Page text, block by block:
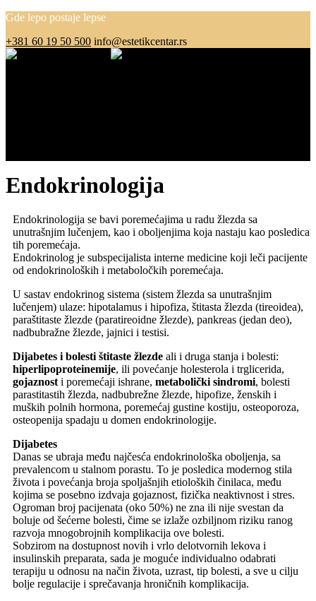
Gde lepo postaje lepse
+381 60 19 50 500 info@estetikcentar.rs
Endokrinologija
Endokrinologija se bavi poremećajima u radu žlezda sa
unutrašnjim lučenjem, kao i oboljenjima koja nastaju kao posledica
tih poremećaja.
Endokrinolog je subspecijalista interne medicine koji leči pacijente
od endokrinoloških i metaboločkih poremećaja.
U sastav endokrinog sistema (sistem žlezda sa unutrašnjim
lučenjem) ulaze: hipotalamus i hipofiza, štitasta žlezda (tireoidea),
paraštitaste žlezde (paratireoidne žlezde), pankreas (jedan deo),
nadbubražne žlezde, jajnici i testisi.
Dijabetes i bolesti štitaste žlezde ali i druga stanja i bolesti:
hiperlipoproteinemije, ili povećanje holesterola i trglicerida,
gojaznosti poremećaji ishrane, metabolički sindromi, bolesti
parastitastih žlezda, nadbubrežne žlezde, hipofize, ženskih i
muških polnih hormona, poremećaj gustine kostiju, osteoporoza,
osteopenija spadaju u domen endokrinologije.
Dijabetes
Danas se ubraja među najčesća endokrinološka oboljenja, sa
prevalencom u stalnom porastu. To je posledica modernog stila
života i povećanja broja spoljašnjih etioloških činilaca, među
kojima se posebno izdvaja gojaznost, fizička neaktivnost i stres.
Ogroman broj pacijenata (oko 50%) ne zna ili nije svestan da
boluje od šećerne bolesti, čime se izlaže ozbiljnom riziku ranog
razvoja mnogobrojnih komplikacija ove bolesti.
Sobzirom na dostupnost novih i vrlo delotvornih lekova i
insulinskih preparata, sada je moguće individualno odabrati
terapiju u odnosu na način života, uzrast, tip bolesti, a sve u cilju
bolje regulacije i sprečavanja hroničnih komplikacija.